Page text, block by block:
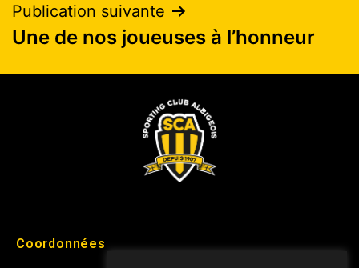
Publication suivante
Une de nos joueuses à l’honneur
Coordonnées